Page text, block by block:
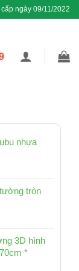
ngày 09/11/2022
nhựa
tròn
3D hình
*